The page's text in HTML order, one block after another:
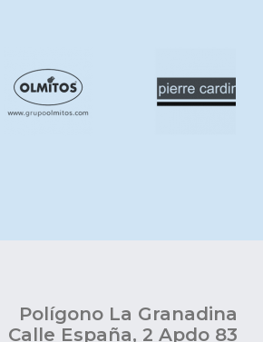
Polígono La Granadina
Calle España, 2 Apdo 83